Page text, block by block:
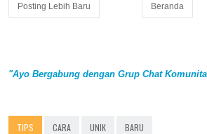
Posting Lebih Baru Beranda
"Ayo Bergabung dengan Grup Chat
TIPS CARA UNIK BARU